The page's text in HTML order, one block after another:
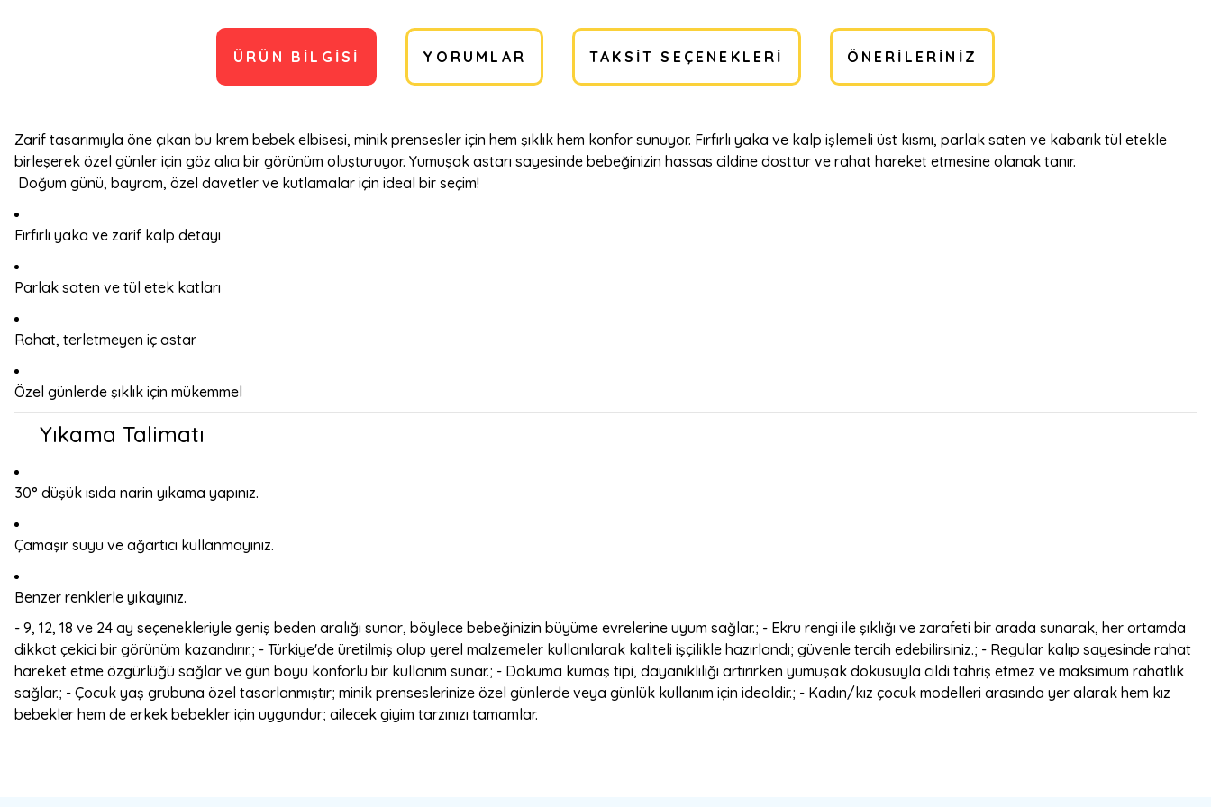
ÜRÜN BILGISI YORUMLAR TAKSIT SEÇENEKLERI ÖNERILERINIZ
Zarif tasarımıyla öne çıkan bu krem bebek elbisesi, minik prensesler için hem şıklık hem konfor sunuyor. Fırfırlı yaka ve kalp işlemeli üst kısmı, parlak saten ve kabarık tül etekle
birleşerek özel günler için göz alıcı bir görünüm oluşturuyor. Yumuşak astarı sayesinde bebeğinizin hassas cildine dosttur ve rahat hareket etmesine olanak tanır.
Doğum günü, bayram, özel davetler ve kutlamalar için ideal bir seçim!
Fırfırlı yaka ve zarif kalp detayı
Parlak saten ve tül etek katları
Rahat, terletmeyen iç astar
Özel günlerde şıklık için mükemmel
Yıkama Talimatı
30° düşük ısıda narin yıkama yapınız.
Çamaşır suyu ve ağartıcı kullanmayınız.
Benzer renklerle yıkayınız.
- 9, 12, 18 ve 24 ay seçenekleriyle geniş beden aralığı sunar, böylece bebeğinizin büyüme evrelerine uyum sağlar.; - Ekru rengi ile şıklığı ve zarafeti bir arada sunarak, her ortamda
dikkat çekici bir görünüm kazandırır.; - Türkiye'de üretilmiş olup yerel malzemeler kullanılarak kaliteli işçilikle hazırlandı; güvenle tercih edebilirsiniz.; - Regular kalıp sayesinde rahat
hareket etme özgürlüğü sağlar ve gün boyu konforlu bir kullanım sunar.; - Dokuma kumaş tipi, dayanıklılığı artırırken yumuşak dokusuyla cildi tahriş etmez ve maksimum rahatlık
sağlar.; - Çocuk yaş grubuna özel tasarlanmıştır; minik prenseslerinize özel günlerde veya günlük kullanım için idealdir.; - Kadın/kız çocuk modelleri arasında yer alarak hem kız
bebekler hem de erkek bebekler için uygundur; ailecek giyim tarzınızı tamamlar.